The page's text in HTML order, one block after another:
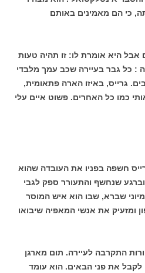
כי הם מאמינים באותם
היא אומרת לו: זו תהיה טעות
: כל גבר בעיירה שכב עמך מלבדי
גרייס, באיזו הארה פתאומית,
כמו כל האחרים. פשוט איים עלי
חשפה בפניו את העובדה שהוא
וברגע שנחשף והתעורר ספק לגבי
שברא, שבו הוא איש המוסר
ומזעיק את אנשי המאפיה שיבואו
התקרבה לעיירה. תום מארגן
את פני הבאים. הוא עומד